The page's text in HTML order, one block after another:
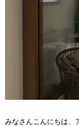
みなさんこんにちは、